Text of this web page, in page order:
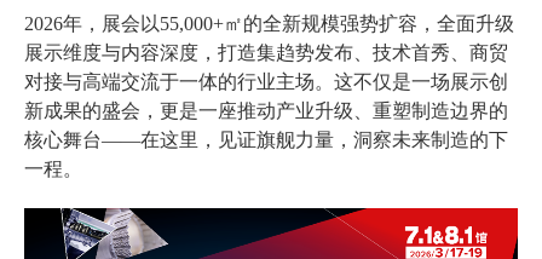
2026年，展会以55,000+㎡的全新规模强势扩容，全面升级
展示维度与内容深度，打造集趋势发布、技术首秀、商贸
对接与高端交流于一体的行业主场。这不仅是一场展示创
新成果的盛会，更是一座推动产业升级、重塑制造边界的
核心舞台——在这里，见证旗舰力量，洞察未来制造的下
一程。